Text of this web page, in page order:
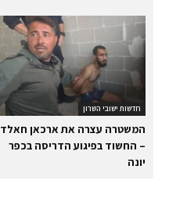
חדשות ישובי השרון
המשטרה עצרה את ארכאן חאלד
– החשוד בפיגוע הדריסה בכפר
יונה